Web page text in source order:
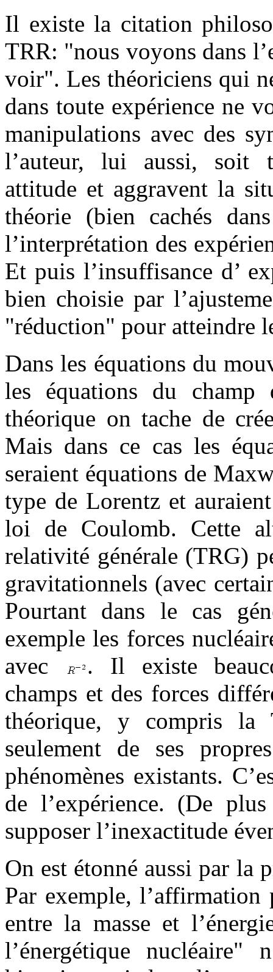
Il existe la citation
TRR: "nous voyons dans
voir". Les théoriciens qui
dans toute expérience ne
manipulations avec des
l’auteur, lui aussi, soit
attitude et aggravent la
théorie (bien cachés
l’interprétation des
Et puis l’insuffisance d’
bien choisie par
"réduction" pour atteindre
Dans les équations du
les équations du
théorique on tache de
Mais dans ce cas les
seraient équations de
type de Lorentz et
loi de Coulomb. Cette
relativité générale (TRG)
gravitationnels (avec
Pourtant dans le cas
exemple les forces
avec
. Il existe
champs et des forces
théorique, y compris la
seulement de ses
phénomènes existants.
de l’expérience. (De
supposer l’inexactitude
On est étonné aussi par la
Par exemple,
entre la masse et
l’énergétique nucléaire"